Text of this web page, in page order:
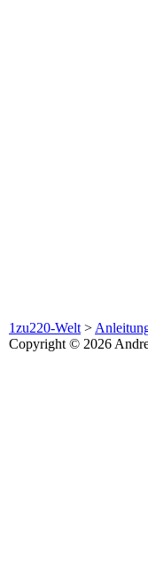
1zu220-Welt >
Copyright © 2026